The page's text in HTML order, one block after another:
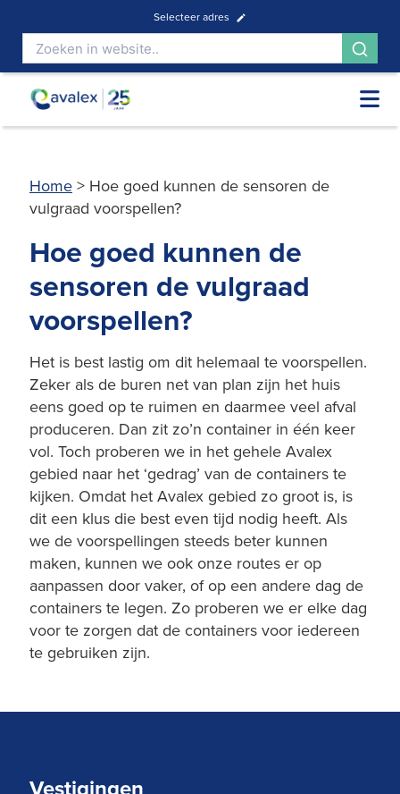
Selecteer adres
Home > Hoe goed kunnen de sensoren de
vulgraad voorspellen?
Hoe goed kunnen de
sensoren de vulgraad
voorspellen?
Het is best lastig om dit helemaal te voorspellen.
Zeker als de buren net van plan zijn het huis
eens goed op te ruimen en daarmee veel afval
produceren. Dan zit zo’n container in één keer
vol. Toch proberen we in het gehele Avalex
gebied naar het ‘gedrag’ van de containers te
kijken. Omdat het Avalex gebied zo groot is, is
dit een klus die best even tijd nodig heeft. Als
we de voorspellingen steeds beter kunnen
maken, kunnen we ook onze routes er op
aanpassen door vaker, of op een andere dag de
containers te legen. Zo proberen we er elke dag
voor te zorgen dat de containers voor iedereen
te gebruiken zijn.